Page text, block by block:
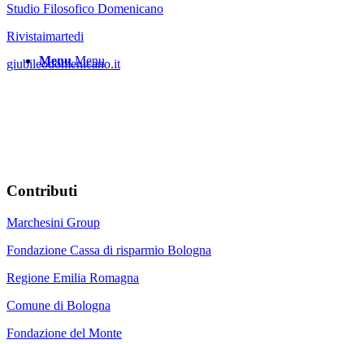
Menu Menu
Studio Filosofico Domenicano
Rivistaimartedi
giubileodomenicano.it
Contributi
Marchesini Group
Fondazione Cassa di risparmio Bologna
Regione Emilia Romagna
Comune di Bologna
Fondazione del Monte